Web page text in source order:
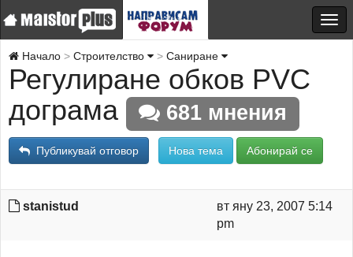
Начало Строителство Саниране
Регулиране обков PVC
дограма
681 мнения
Публикувай отговор Нова тема Абонирай се
stanistud
вт яну 23, 2007 5:14
pm